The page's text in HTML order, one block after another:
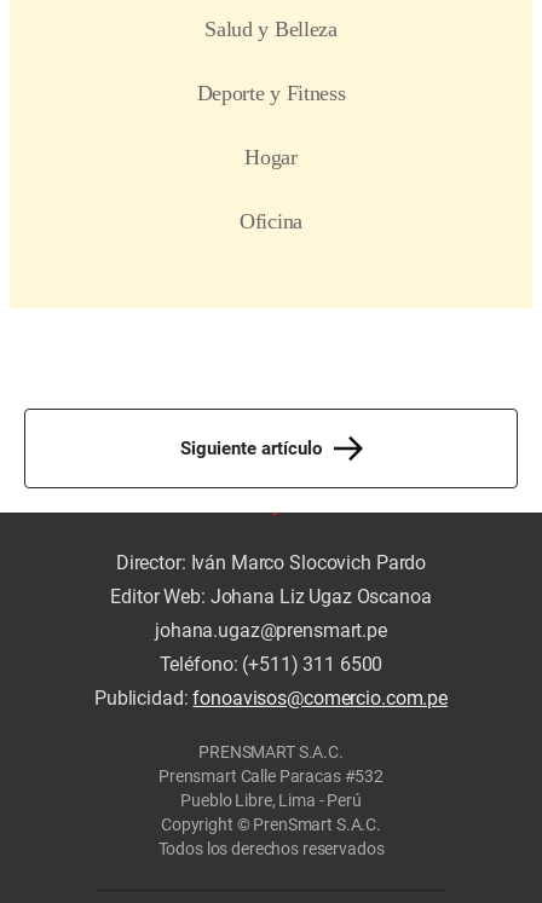
Siguiente artículo
Director: Iván Marco Slocovich Pardo
Editor Web: Johana Liz Ugaz Oscanoa
johana.ugaz@prensmart.pe
Teléfono: (+511) 311 6500
Publicidad:fonoavisos@comercio.com.pe
PRENSMART S.A.C.
Prensmart Calle Paracas #532
Pueblo Libre, Lima - Perú
Copyright © PrenSmart S.A.C.
Todos los derechos reservados